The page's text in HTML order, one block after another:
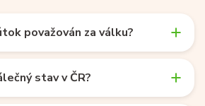
považován za válku?
stav v ČR?